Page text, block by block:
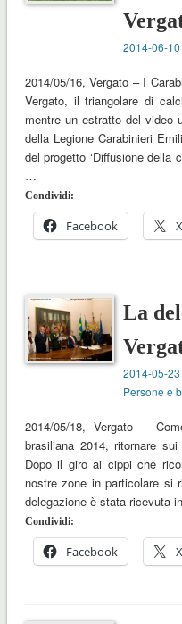
2014-06-10
2014/05/16, Vergato – I
Vergato, il triangolare di
mentre un estratto del video
della Legione Carabinieri
del progetto ‘Diffusione della
…
Condividi:
Facebook X
La
2014-05-23
Persone e
2014/05/18, Vergato –
brasiliana 2014, ritornare
Dopo il giro ai cippi che
nostre zone in particolare si
delegazione è stata ricevuta
Condividi:
Facebook X